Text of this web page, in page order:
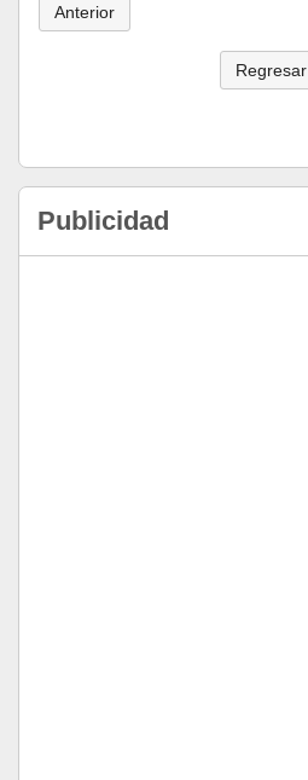
Anterior
Regresar
Publicidad